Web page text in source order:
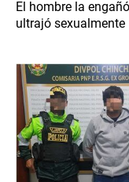
El hombre la
ultrajó sexualmente